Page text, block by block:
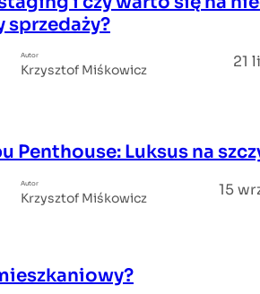
sprzedaży?
Autor
Krzysztof Miśkowicz 21
Penthouse: Luksus na
Autor
Krzysztof Miśkowicz 15